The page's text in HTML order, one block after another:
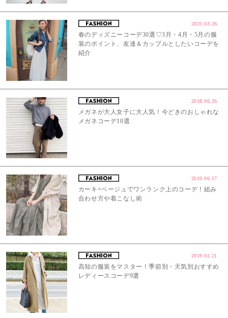
2023.03.26
春のディズニーコーデ30選♡3月・4月・5月の服
装のポイント、友達＆カップルとしたいコーデを
紹介
2018.06.26
メガネが大人女子に大人気！今どきのおしゃれな
メガネコーデ10選
2019.06.17
カーキ×ベージュでワンランク上のコーデ！組み
合わせ方や着こなし術
2019.02.21
高知の服装をマスター！季節別・天気別おすすめ
レディースコーデ9選